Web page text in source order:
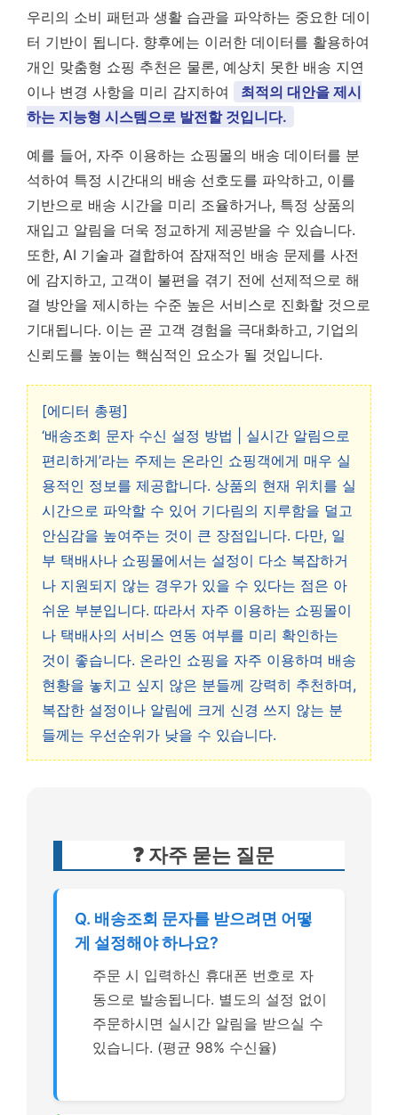
우리의 소비 패턴과 생활 습관을 파악하는 중요한 데이
터 기반이 됩니다. 향후에는 이러한 데이터를 활용하여
개인 맞춤형 쇼핑 추천은 물론, 예상치 못한 배송 지연
이나 변경 사항을 미리 감지하여
최적의 대안을 제시
하는 지능형 시스템으로 발전할 것입니다.
예를 들어, 자주 이용하는 쇼핑몰의 배송 데이터를 분
석하여 특정 시간대의 배송 선호도를 파악하고, 이를
기반으로 배송 시간을 미리 조율하거나, 특정 상품의
재입고 알림을 더욱 정교하게 제공받을 수 있습니다.
또한, AI 기술과 결합하여 잠재적인 배송 문제를 사전
에 감지하고, 고객이 불편을 겪기 전에 선제적으로 해
결 방안을 제시하는 수준 높은 서비스로 진화할 것으로
기대됩니다. 이는 곧 고객 경험을 극대화하고, 기업의
신뢰도를 높이는 핵심적인 요소가 될 것입니다.
[에디터 총평]
‘배송조회 문자 수신 설정 방법 | 실시간 알림으로
편리하게’라는 주제는 온라인 쇼핑객에게 매우 실
용적인 정보를 제공합니다. 상품의 현재 위치를 실
시간으로 파악할 수 있어 기다림의 지루함을 덜고
안심감을 높여주는 것이 큰 장점입니다. 다만, 일
부 택배사나 쇼핑몰에서는 설정이 다소 복잡하거
나 지원되지 않는 경우가 있을 수 있다는 점은 아
쉬운 부분입니다. 따라서 자주 이용하는 쇼핑몰이
나 택배사의 서비스 연동 여부를 미리 확인하는
것이 좋습니다. 온라인 쇼핑을 자주 이용하며 배송
현황을 놓치고 싶지 않은 분들께 강력히 추천하며,
복잡한 설정이나 알림에 크게 신경 쓰지 않는 분
들께는 우선순위가 낮을 수 있습니다.
❓ 자주 묻는 질문
Q. 배송조회 문자를 받으려면 어떻
게 설정해야 하나요?
주문 시 입력하신 휴대폰 번호로 자
동으로 발송됩니다. 별도의 설정 없이
주문하시면 실시간 알림을 받으실 수
있습니다. (평균 98% 수신율)